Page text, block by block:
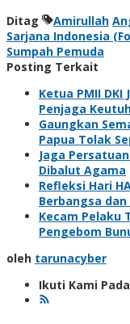
Ditag Amirullah
Sarjana Indonesia
Sumpah Pemuda
Posting Terkait
Ketua PMII
Penjaga
Gaungkan
Papua Tolak
Jaga
Dibalut Agama
Refleksi Hari
Berbangsa
Kecam Pelaku
Pengebom
oleh tarunacyber
Ikuti Kami Pada